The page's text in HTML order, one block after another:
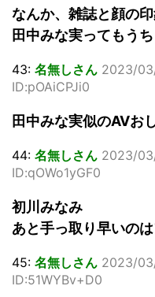
なんか、雑誌と顔の
田中みな実ってもう
43: 名無しさん 2023/
ID:pOAiCPJi0
田中みな実似のAVお
44: 名無しさん 2023/
ID:qOWo1yGF0
初川みなみ
あと手っ取り早いの
45: 名無しさん 2023/
ID:51WYBv+D0